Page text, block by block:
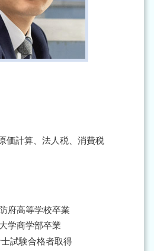
価計算、法人税、消費税
府高等学校卒業
学商学部卒業
試験合格者取得